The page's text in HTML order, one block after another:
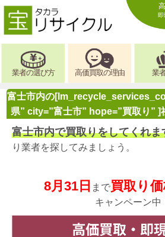
即
業者の選び方 高価買取の理由 業
富士市内の
県” city=”富士市” hope=”買取り” ]
富士市内で買取りをしてくれま
り業者を探してみましょう。
8月31日 まで買取り
キャンペーン中